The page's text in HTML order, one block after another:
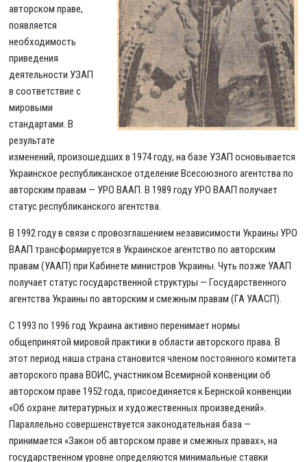
авторском праве,
появляется
необходимость
приведения
деятельности УЗАП
в соответствие с
мировыми
стандартами. В
результате
изменений, произошедших в 1974 году, на базе УЗАП основывается
Украинское республиканское отделение Всесоюзного агентства по
авторским правам — УРО ВААП. В 1989 году УРО ВААП получает
статус республиканского агентства.
В 1992 году в связи с провозглашением независимости Украины УРО
ВААП трансформируется в Украинское агентство по авторским
правам (УААП) при Кабинете министров Украины. Чуть позже УААП
получает статус государственной структуры — Государственного
агентства Украины по авторским и смежным правам (ГА УААСП).
С 1993 по 1996 год Украина активно перенимает нормы
общепринятой мировой практики в области авторского права. В
этот период наша страна становится членом постоянного комитета
авторского права ВОИС, участником Всемирной конвенции об
авторском праве 1952 года, присоединяется к Бернской конвенции
«Об охране литературных и художественных произведений».
Параллельно совершенствуется законодательная база —
принимается «Закон об авторском праве и смежных правах», на
государственном уровне определяются минимальные ставки